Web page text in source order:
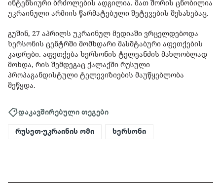
ინტენსიური ბრძოლების ადგილია. მათ შორის ცნობილია
უკრაინული არმიის წარმატებული შეტევების შესახებაც.
გუშინ, 27 აპრილს უკრაინულ მედიაში ვრცელდებოდა
ხერსონის ცენტრში მომხდარი მასშტაბური აფეთქების
კადრები. აფეთქება ხერსონის ტელეანძის მახლობლად
მოხდა, რის შემდეგაც ქალაქში რუსული
პროპაგანდისტული ტელევიზიების მაუწყებლობა
შეწყდა.
დაკავშირებული თეგები
რუსეთ-უკრაინის ომი ხერსონი